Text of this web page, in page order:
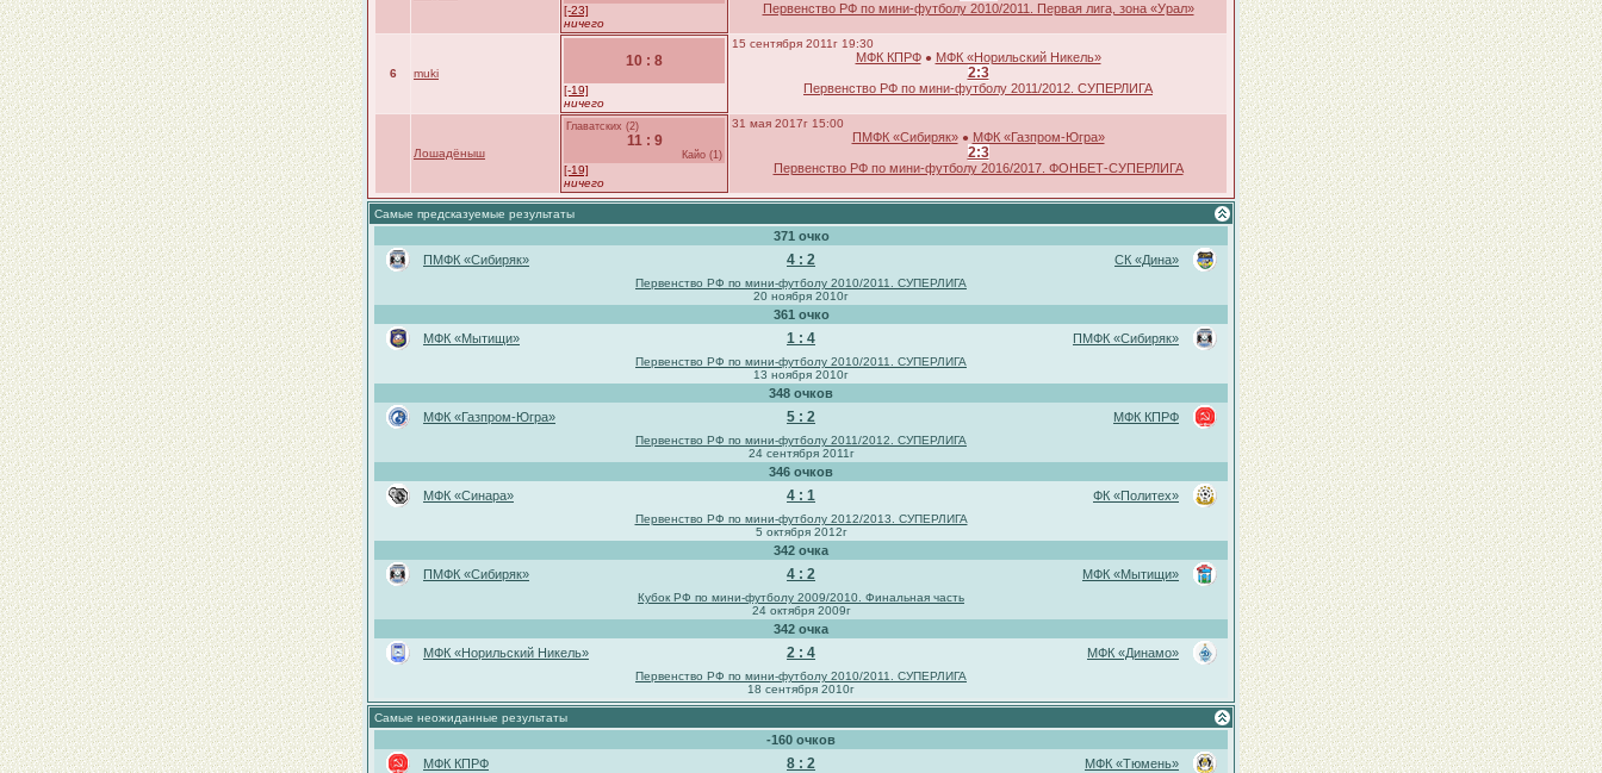
[-23]
ничего
Первенство РФ по мини-футболу 2010/2011. Первая лига, зона «Урал»
6 muki
10 : 8
[-19]
ничего
15 сентября 2011г 19:30
МФК КПРФ● МФК «Норильский Никель»
2:3
Первенство РФ по мини-футболу 2011/2012. СУПЕРЛИГА
Лошадёныш
Главатских (2)
11 : 9
Кайо (1)
[-19]
ничего
31 мая 2017г 15:00
ПМФК «Сибиряк»● МФК «Газпром-Югра»
2:3
Первенство РФ по мини-футболу 2016/2017. ФОНБЕТ-СУПЕРЛИГА
Самые предсказуемые результаты
371 очко
ПМФК «Сибиряк»
4 : 2 СК «Дина»
Первенство РФ по мини-футболу 2010/2011. СУПЕРЛИГА
20 ноября 2010г
361 очко
МФК «Мытищи»
1 : 4 ПМФК «Сибиряк»
Первенство РФ по мини-футболу 2010/2011. СУПЕРЛИГА
13 ноября 2010г
348 очков
МФК «Газпром-Югра»
5 : 2 МФК КПРФ
Первенство РФ по мини-футболу 2011/2012. СУПЕРЛИГА
24 сентября 2011г
346 очков
МФК «Синара»
4 : 1 ФК «Политех»
Первенство РФ по мини-футболу 2012/2013. СУПЕРЛИГА
5 октября 2012г
342 очка
ПМФК «Сибиряк»
4 : 2 МФК «Мытищи»
Кубок РФ по мини-футболу 2009/2010. Финальная часть
24 октября 2009г
342 очка
МФК «Норильский Никель»
2 : 4 МФК «Динамо»
Первенство РФ по мини-футболу 2010/2011. СУПЕРЛИГА
18 сентября 2010г
Самые неожиданные результаты
-160 очков
МФК КПРФ
8 : 2 МФК «Тюмень»